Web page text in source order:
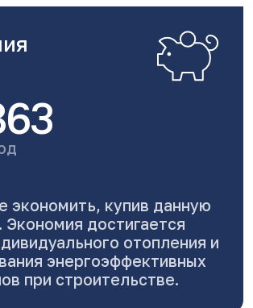
экономить, купив данную
Экономия достигается
отопления и
энергоэффективных
при строительстве.